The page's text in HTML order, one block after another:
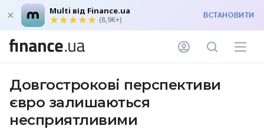
Multi від Finance.ua
(8,9K+) ВСТАНОВИТИ
Довгострокові перспективи
євро залишаються
несприятливими